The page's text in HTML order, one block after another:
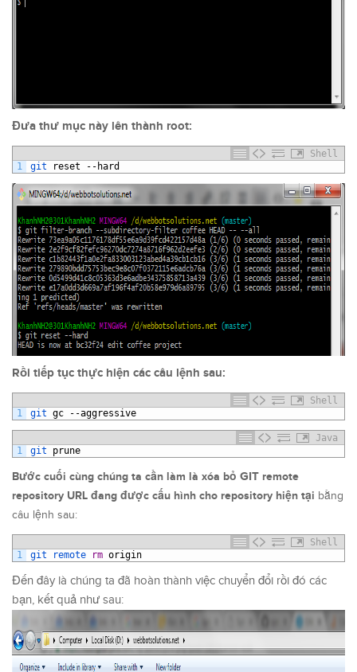
Đưa thư mục này lên thành root:
Shell
1
git reset -- hard
Rồi tiếp tục thực hiện các câu lệnh sau:
Shell
1
git gc --aggressive
Java
1
git prune
Bước cuối cùng chúng ta cần làm là xóa bỏ GIT remote
repository URL đang được cấu hình cho repository hiện tại bằng
câu lệnh sau:
Shell
1
git remote rm origin
Đến đây là chúng ta đã hoàn thành việc chuyển đổi rồi đó các
bạn, kết quả như sau: